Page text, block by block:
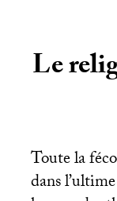
Le
Toute la
dans